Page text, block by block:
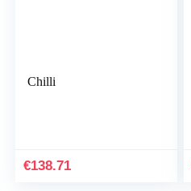
Chilli
€138.71